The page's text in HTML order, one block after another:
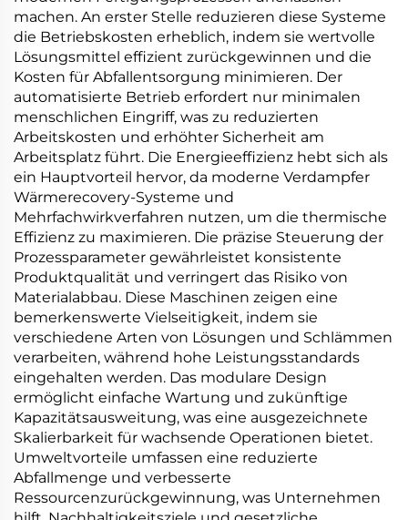
machen. An erster Stelle reduzieren diese Systeme
die Betriebskosten erheblich, indem sie wertvolle
Lösungsmittel effizient zurückgewinnen und die
Kosten für Abfallentsorgung minimieren. Der
automatisierte Betrieb erfordert nur minimalen
menschlichen Eingriff, was zu reduzierten
Arbeitskosten und erhöhter Sicherheit am
Arbeitsplatz führt. Die Energieeffizienz hebt sich als
ein Hauptvorteil hervor, da moderne Verdampfer
Wärmerecovery-Systeme und
Mehrfachwirkverfahren nutzen, um die thermische
Effizienz zu maximieren. Die präzise Steuerung der
Prozessparameter gewährleistet konsistente
Produktqualität und verringert das Risiko von
Materialabbau. Diese Maschinen zeigen eine
bemerkenswerte Vielseitigkeit, indem sie
verschiedene Arten von Lösungen und Schlämmen
verarbeiten, während hohe Leistungsstandards
eingehalten werden. Das modulare Design
ermöglicht einfache Wartung und zukünftige
Kapazitätsausweitung, was eine ausgezeichnete
Skalierbarkeit für wachsende Operationen bietet.
Umweltvorteile umfassen eine reduzierte
Abfallmenge und verbesserte
Ressourcenzurückgewinnung, was Unternehmen